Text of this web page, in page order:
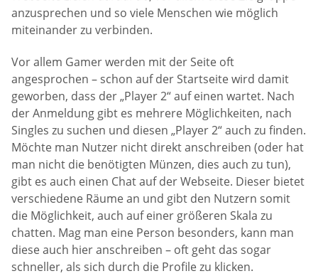
anzusprechen und so viele Menschen wie möglich
miteinander zu verbinden.
Vor allem Gamer werden mit der Seite oft
angesprochen – schon auf der Startseite wird damit
geworben, dass der „Player 2“ auf einen wartet. Nach
der Anmeldung gibt es mehrere Möglichkeiten, nach
Singles zu suchen und diesen „Player 2“ auch zu finden.
Möchte man Nutzer nicht direkt anschreiben (oder hat
man nicht die benötigten Münzen, dies auch zu tun),
gibt es auch einen Chat auf der Webseite. Dieser bietet
verschiedene Räume an und gibt den Nutzern somit
die Möglichkeit, auch auf einer größeren Skala zu
chatten. Mag man eine Person besonders, kann man
diese auch hier anschreiben – oft geht das sogar
schneller, als sich durch die Profile zu klicken.